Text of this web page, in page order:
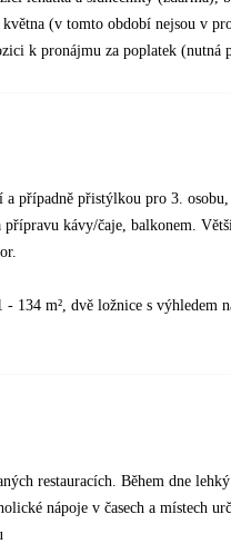
(v tomto období nejsou v
k pronájmu za poplatek (nutná
případně přistýlkou pro 3.
kávy/čaje, balkonem.
134 m², dvě ložnice s výhledem
restauracích. Během dne
nápoje v časech a místech